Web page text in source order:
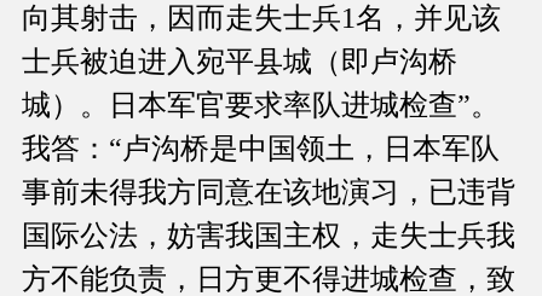
向其射击，因而走失士兵1名，并见该
士兵被迫进入宛平县城（即卢沟桥
城）。日本军官要求率队进城检查”。
我答：“卢沟桥是中国领土，日本军队
事前未得我方同意在该地演习，已违背
国际公法，妨害我国主权，走失士兵我
方不能负责，日方更不得进城检查，致